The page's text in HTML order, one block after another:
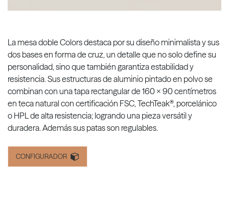
La mesa doble Colors destaca por su diseño minimalista y sus
dos bases en forma de cruz, un detalle que no solo define su
personalidad, sino que también garantiza estabilidad y
resistencia. Sus estructuras de aluminio pintado en polvo se
combinan con una tapa rectangular de 160 x 90 centímetros
en teca natural con certificación FSC, TechTeak®, porcelánico
o HPL de alta resistencia; logrando una pieza versátil y
duradera. Además sus patas son regulables.
CONFIGURADOR